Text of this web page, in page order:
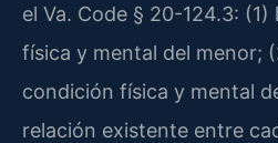
el Va. Code § 20-124.3:
física y mental del menor;
condición física y mental
relación existente entre